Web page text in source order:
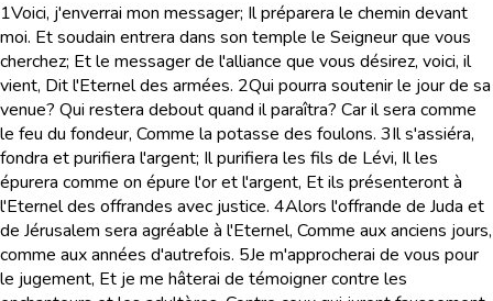
1Voici, j'enverrai mon messager; Il préparera le chemin devant
moi. Et soudain entrera dans son temple le Seigneur que vous
cherchez; Et le messager de l'alliance que vous désirez, voici, il
vient, Dit l'Eternel des armées. 2Qui pourra soutenir le jour de sa
venue? Qui restera debout quand il paraîtra? Car il sera comme
le feu du fondeur, Comme la potasse des foulons. 3Il s'assiéra,
fondra et purifiera l'argent; Il purifiera les fils de Lévi, Il les
épurera comme on épure l'or et l'argent, Et ils présenteront à
l'Eternel des offrandes avec justice. 4Alors l'offrande de Juda et
de Jérusalem sera agréable à l'Eternel, Comme aux anciens jours,
comme aux années d'autrefois. 5Je m'approcherai de vous pour
le jugement, Et je me hâterai de témoigner contre les